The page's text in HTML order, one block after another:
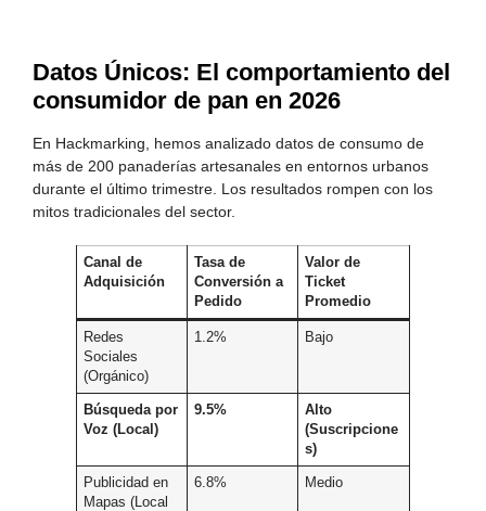
Datos Únicos: El comportamiento del
consumidor de pan en 2026
En Hackmarking, hemos analizado datos de consumo de
más de 200 panaderías artesanales en entornos urbanos
durante el último trimestre. Los resultados rompen con los
mitos tradicionales del sector.
Canal de
Adquisición
Tasa de
Conversión a
Pedido
Valor de
Ticket
Promedio
Redes
Sociales
(Orgánico)
1.2% Bajo
Búsqueda por
Voz (Local)
9.5%
Alto
(Suscripcione
s)
Publicidad en
Mapas (Local
6.8% Medio